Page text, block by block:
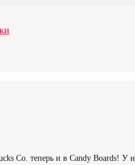
Co. теперь и в Candy Boards!